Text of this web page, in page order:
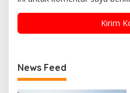
News Feed